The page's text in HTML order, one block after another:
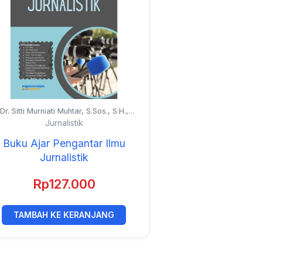
Dr. Sitti Murniati Muhtar, S.Sos., S.H.,
M.I.Kom. dan Dr. Erniwati, S.E., M.Si.
Jurnalistik
Buku Ajar Pengantar Ilmu
Jurnalistik
Rp127.000
TAMBAH KE KERANJANG